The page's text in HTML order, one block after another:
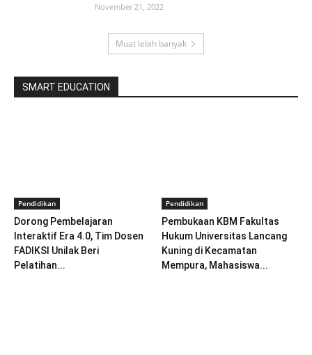
November 21, 2022
Muat lebih banyak
SMART EDUCATION
Pendidikan
Dorong Pembelajaran
Interaktif Era 4.0, Tim Dosen
FADIKSI Unilak Beri
Pelatihan...
Pendidikan
Pembukaan KBM Fakultas
Hukum Universitas Lancang
Kuning di Kecamatan
Mempura, Mahasiswa...